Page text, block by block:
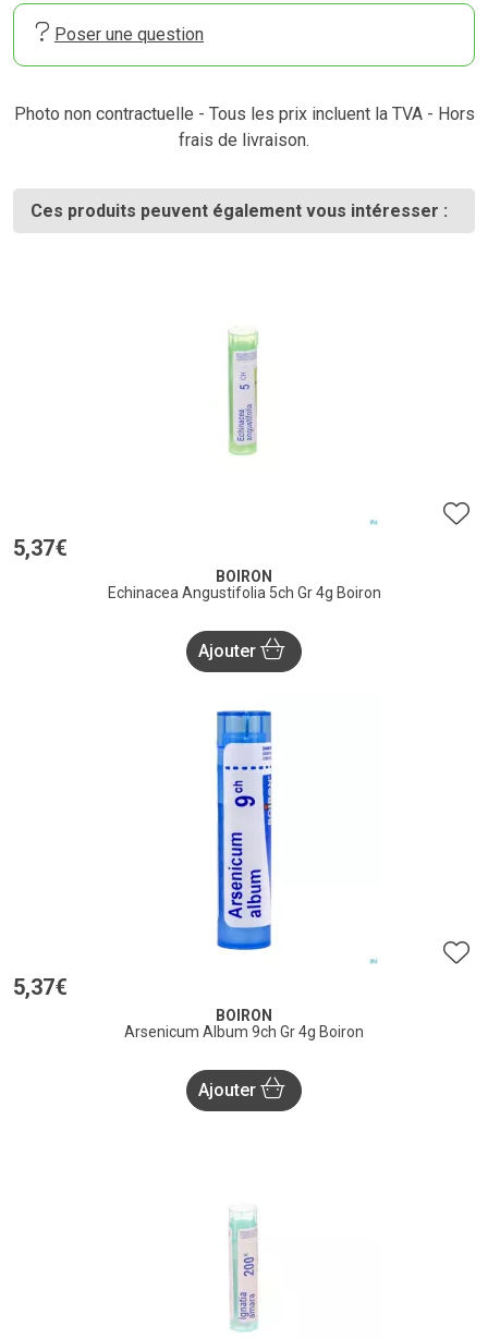
Poser une question
Photo non contractuelle - Tous les prix incluent la TVA - Hors
frais de livraison.
Ces produits peuvent également vous intéresser :
5,37€
BOIRON
Echinacea Angustifolia 5ch Gr 4g Boiron
Ajouter
5,37€
BOIRON
Arsenicum Album 9ch Gr 4g Boiron
Ajouter